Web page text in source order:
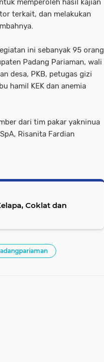
memperoleh hasil kajian
terkait, dan melakukan
ini sebanyak 95 orang
Padang Pariaman, wali
desa, PKB, petugas gizi
hamil KEK dan anemia
dari tim pakar yakninua
Risanita Fardian
Coklat dan